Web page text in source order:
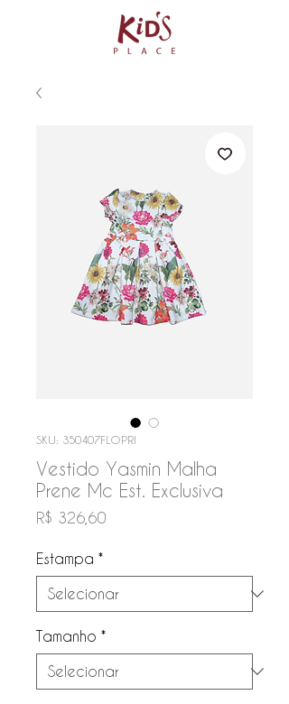
SKU: 350407FLOPRI
Vestido Yasmin Malha
Prene Mc Est. Exclusiva
R$ 326,60Preço
Estampa *
Tamanho *